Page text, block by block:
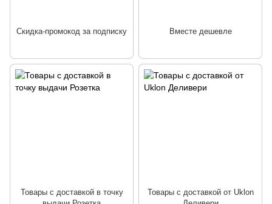
Скидка-промокод за подписку Вместе дешевле
Товары с доставкой в точку
Товары с доставкой от Uklon